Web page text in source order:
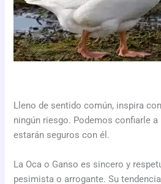
Lleno de sentido común, inspira
ningún riesgo. Podemos confiarle
estarán seguros con él.
La Oca o Ganso es sincero y
pesimista o arrogante. Su